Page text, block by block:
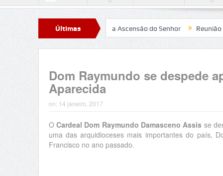
Últimas
Notícias
Reflexão para a Ascensão do Senhor Reunião
Dom Raymundo se despede
Aparecida
on: 14 janeiro, 2017
O Cardeal Dom Raymundo Damasceno Assis se
uma das arquidioceses mais importantes do país,
Francisco no ano passado.